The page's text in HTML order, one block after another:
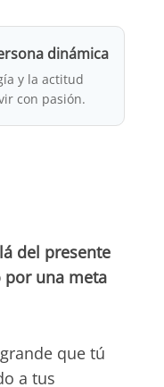
dinámica
y la actitud
con pasión.
del presente
una meta
que tú
a tus